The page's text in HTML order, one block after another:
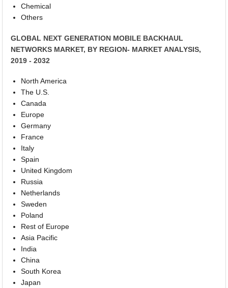
Chemical
Others
GLOBAL NEXT GENERATION MOBILE BACKHAUL
NETWORKS MARKET, BY REGION- MARKET ANALYSIS,
2019 - 2032
North America
The U.S.
Canada
Europe
Germany
France
Italy
Spain
United Kingdom
Russia
Netherlands
Sweden
Poland
Rest of Europe
Asia Pacific
India
China
South Korea
Japan